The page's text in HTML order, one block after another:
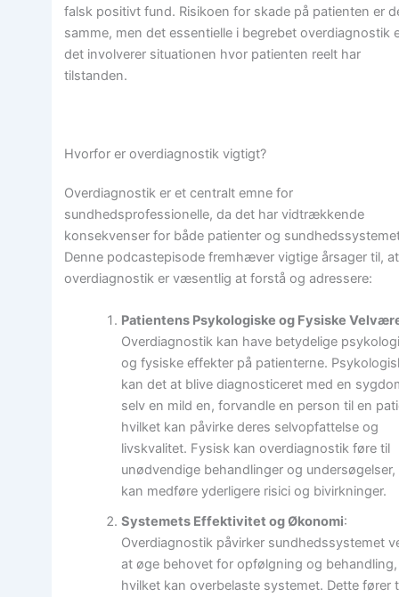
falsk positivt fund. Risikoen for skade på patienten er
samme, men det essentielle i begrebet overdiagnostik
det involverer situationen hvor patienten reelt har
tilstanden.
Hvorfor er overdiagnostik vigtigt?
Overdiagnostik er et centralt emne for
sundhedsprofessionelle, da det har vidtrækkende
konsekvenser for både patienter og
Denne podcastepisode fremhæver vigtige årsager til, at
overdiagnostik er væsentlig at forstå og adressere:
Patientens Psykologiske og Fysiske
Overdiagnostik kan have betydelige
og fysiske effekter på patienterne.
kan det at blive diagnosticeret med en
selv en mild en, forvandle en person til en
hvilket kan påvirke deres selvopfattelse og
livskvalitet. Fysisk kan overdiagnostik føre til
unødvendige behandlinger og undersøgelser,
kan medføre yderligere risici og bivirkninger.
Systemets Effektivitet og Økonomi:
Overdiagnostik påvirker sundhedssystemet
at øge behovet for opfølgning og behandling,
hvilket kan overbelaste systemet. Dette fører